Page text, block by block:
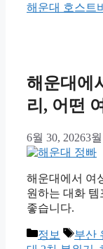
해운대 호스트
해운대에
리, 어떤
6월 30, 20263
해운대에서 여
원하는 대화 템
좋습니다.
카
정보
태
부산